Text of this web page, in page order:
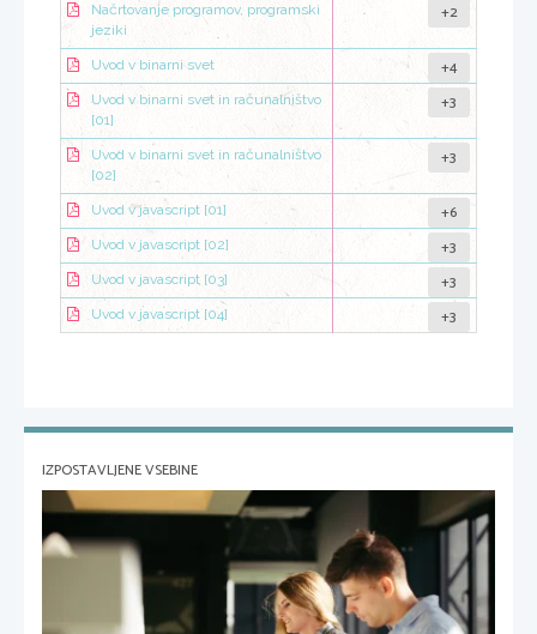
Načrtovanje programov, programski
jeziki
+2
Uvod v binarni svet +4
Uvod v binarni svet in računalništvo
[01]
+3
Uvod v binarni svet in računalništvo
[02]
+3
Uvod v javascript [01] +6
Uvod v javascript [02] +3
Uvod v javascript [03] +3
Uvod v javascript [04] +3
IZPOSTAVLJENE VSEBINE